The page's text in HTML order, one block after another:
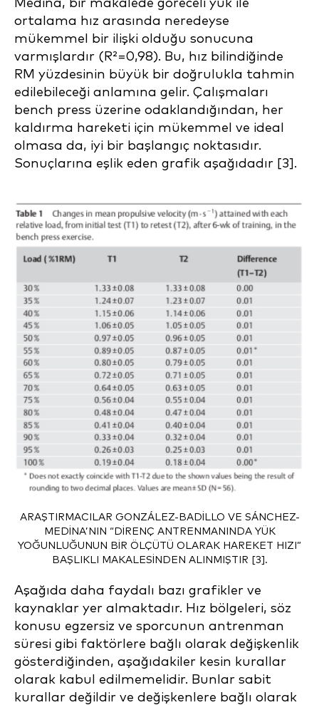
Medina, bir makalede göreceli yük ile
ortalama hız arasında neredeyse
mükemmel bir ilişki olduğu sonucuna
varmışlardır (R²=0,98). Bu, hız bilindiğinde
RM yüzdesinin büyük bir doğrulukla tahmin
edilebileceği anlamına gelir. Çalışmaları
bench press üzerine odaklandığından, her
kaldırma hareketi için mükemmel ve ideal
olmasa da, iyi bir başlangıç noktasıdır.
Sonuçlarına eşlik eden grafik aşağıdadır [3].
ARAŞTIRMACILAR GONZÁLEZ-BADILLO VE SÁNCHEZ-
MEDINA’NIN “DIRENÇ ANTRENMANINDA YÜK
YOĞUNLUĞUNUN BIR ÖLÇÜTÜ OLARAK HAREKET HIZI”
BAŞLIKLI MAKALESINDEN ALINMIŞTIR [3].
Aşağıda daha faydalı bazı grafikler ve
kaynaklar yer almaktadır. Hız bölgeleri, söz
konusu egzersiz ve sporcunun antrenman
süresi gibi faktörlere bağlı olarak değişkenlik
gösterdiğinden, aşağıdakiler kesin kurallar
olarak kabul edilmemelidir. Bunlar sabit
kurallar değildir ve değişkenlere bağlı olarak